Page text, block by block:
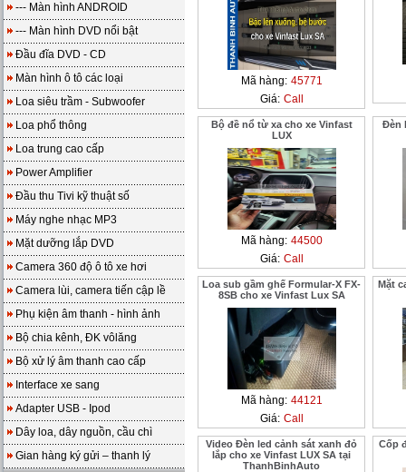
--- Màn hình ANDROID
--- Màn hình DVD nổi bật
Đầu đĩa DVD - CD
Màn hình ô tô các loại
Loa siêu trầm - Subwoofer
Loa phổ thông
Loa trung cao cấp
Power Amplifier
Đầu thu Tivi kỹ thuật số
Máy nghe nhạc MP3
Mặt dưỡng lắp DVD
Camera 360 độ ô tô xe hơi
Camera lùi, camera tiến cập lề
Phụ kiện âm thanh - hình ảnh
Bộ chia kênh, ĐK vôlăng
Bộ xử lý âm thanh cao cấp
Interface xe sang
Adapter USB - Ipod
Dây loa, dây nguồn, cầu chì
Gian hàng ký gửi – thanh lý
Mã hàng: 45771
Giá: Call
Bộ đề nổ từ xa cho xe Vinfast
LUX
Mã hàng: 44500
Giá: Call
Đèn
Loa sub gầm ghế Formular-X FX-
8SB cho xe Vinfast Lux SA
Mã hàng: 44121
Giá: Call
Mặt
Video Đèn led cảnh sát xanh đỏ
lắp cho xe Vinfast LUX SA tại
ThanhBinhAuto
Cốp